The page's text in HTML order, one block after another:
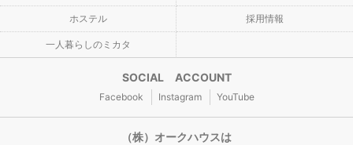
ホステル 採用情報
一人暮らしのミカタ
SOCIAL ACCOUNT
Facebook Instagram YouTube
（株）オークハウスは